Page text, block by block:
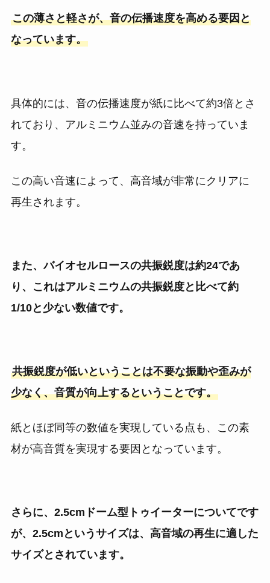
この薄さと軽さが、音の伝播速度を高める要因と
なっています。
具体的には、音の伝播速度が紙に比べて約3倍とさ
れており、アルミニウム並みの音速を持っていま
す。
この高い音速によって、高音域が非常にクリアに
再生されます。
また、バイオセルロースの共振鋭度は約24であ
り、これはアルミニウムの共振鋭度と比べて約
1/10と少ない数値です。
共振鋭度が低いということは不要な振動や歪みが
少なく、音質が向上するということです。
紙とほぼ同等の数値を実現している点も、この素
材が高音質を実現する要因となっています。
さらに、2.5cmドーム型トゥイーターについてです
が、2.5cmというサイズは、高音域の再生に適した
サイズとされています。